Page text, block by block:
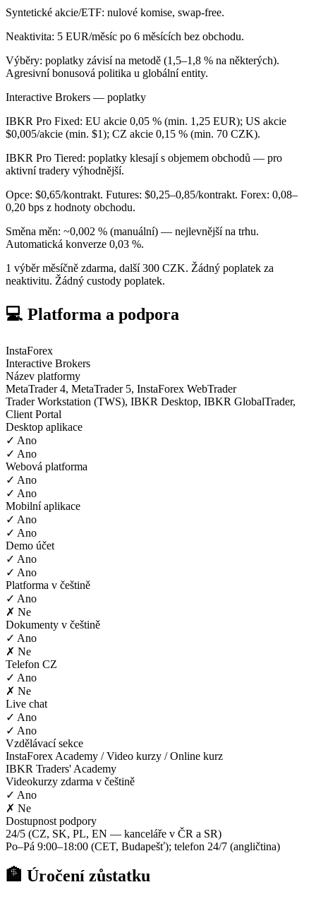
Syntetické akcie/ETF: nulové komise, swap-free.
Neaktivita: 5 EUR/měsíc po 6 měsících bez obchodu.
Výběry: poplatky závisí na metodě (1,5–1,8 % na některých).
Agresivní bonusová politika u globální entity.
Interactive Brokers — poplatky
IBKR Pro Fixed: EU akcie 0,05 % (min. 1,25 EUR); US akcie
$0,005/akcie (min. $1); CZ akcie 0,15 % (min. 70 CZK).
IBKR Pro Tiered: poplatky klesají s objemem obchodů — pro
aktivní tradery výhodnější.
Opce: $0,65/kontrakt. Futures: $0,25–0,85/kontrakt. Forex: 0,08–
0,20 bps z hodnoty obchodu.
Směna měn: ~0,002 % (manuální) — nejlevnější na trhu.
Automatická konverze 0,03 %.
1 výběr měsíčně zdarma, další 300 CZK. Žádný poplatek za
neaktivitu. Žádný custody poplatek.
💻 Platforma a podpora
InstaForex
Interactive Brokers
Název platformy
MetaTrader 4, MetaTrader 5, InstaForex WebTrader
Trader Workstation (TWS), IBKR Desktop, IBKR GlobalTrader,
Client Portal
Desktop aplikace
✓ Ano
✓ Ano
Webová platforma
✓ Ano
✓ Ano
Mobilní aplikace
✓ Ano
✓ Ano
Demo účet
✓ Ano
✓ Ano
Platforma v češtině
✓ Ano
✗ Ne
Dokumenty v češtině
✓ Ano
✗ Ne
Telefon CZ
✓ Ano
✗ Ne
Live chat
✓ Ano
✓ Ano
Vzdělávací sekce
InstaForex Academy / Video kurzy / Online kurz
IBKR Traders' Academy
Videokurzy zdarma v češtině
✓ Ano
✗ Ne
Dostupnost podpory
24/5 (CZ, SK, PL, EN — kanceláře v ČR a SR)
Po–Pá 9:00–18:00 (CET, Budapešť); telefon 24/7 (angličtina)
🏦 Úročení zůstatku